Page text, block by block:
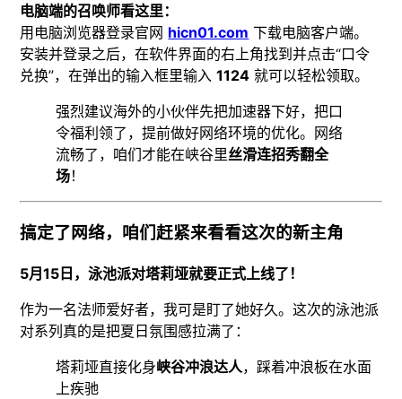
电脑端的召唤师看这里：
用电脑浏览器登录官网 hicn01.com 下载电脑客户端。
安装并登录之后，在软件界面的右上角找到并点击“口令
兑换”，在弹出的输入框里输入1124 就可以轻松领取。
强烈建议海外的小伙伴先把加速器下好，把口
令福利领了，提前做好网络环境的优化。网络
流畅了，咱们才能在峡谷里丝滑连招秀翻全
场！
搞定了网络，咱们赶紧来看看这次的新主角
5月15日，泳池派对塔莉垭就要正式上线了！
作为一名法师爱好者，我可是盯了她好久。这次的泳池派
对系列真的是把夏日氛围感拉满了：
塔莉垭直接化身峡谷冲浪达人，踩着冲浪板在水面
上疾驰